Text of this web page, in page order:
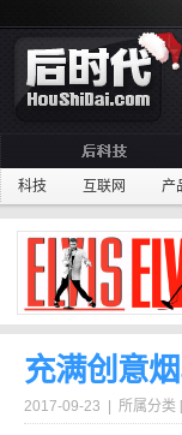
科技 互联网 产
充满创意
2017-09-23 | 所属分类 [